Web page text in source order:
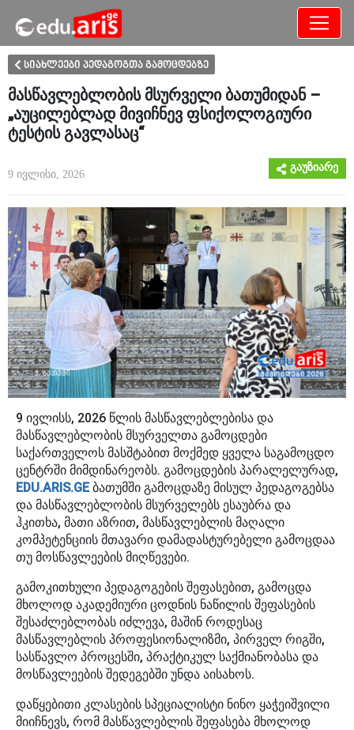
განათლება
სიახლეები პედაგოგთა გამოცდებზე
მასწავლებლობის მსურველი ბათუმიდან –
„აუცილებლად მივიჩნევ ფსიქოლოგიური
ტესტის გავლასაც“
9 ივლისი, 2026
გაუზიარე
9 ივლისს, 2026 წლის მასწავლებლებისა და
მასწავლებლობის მსურველთა გამოცდები
საქართველოს მასშტაბით მოქმედ ყველა საგამოცდო
ცენტრში მიმდინარეობს. გამოცდების პარალელურად,
EDU.ARIS.GEბათუმში გამოცდაზე მისულ პედაგოგებსა
და მასწავლებლობის მსურველებს ესაუბრა და
ჰკითხა, მათი აზრით, მასწავლებლის მაღალი
კომპეტენციის მთავარი დამადასტურებელი გამოცდაა
თუ მოსწავლეების მიღწევები.
გამოკითხული პედაგოგების შეფასებით, გამოცდა
მხოლოდ აკადემიური ცოდნის ნაწილის შეფასების
შესაძლებლობას იძლევა, მაშინ როდესაც
მასწავლებლის პროფესიონალიზმი, პირველ რიგში,
სასწავლო პროცესში, პრაქტიკულ საქმიანობასა და
მოსწავლეების შედეგებში უნდა აისახოს.
დაწყებითი კლასების სპეციალისტი ნინო ყაჭეიშვილი
მიიჩნევს, რომ მასწავლებლის შეფასება მხოლოდ